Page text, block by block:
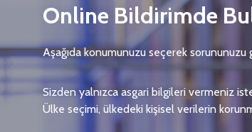
Online Bildirimde
Aşağıda konumunuzu seçerek
Sizden yalnızca asgari bilgileri vermeniz
Ülke seçimi, ülkedeki kişisel verilerin